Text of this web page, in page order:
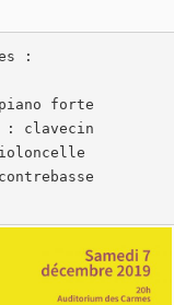
:
forte
: clavecin